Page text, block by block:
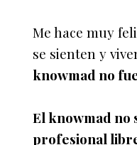
Me hace muy
se sienten y
knowmad no
El knowmad no
profesional